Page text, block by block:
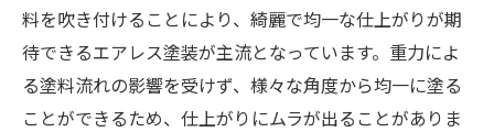
料を吹き付けることにより、綺麗で均一な仕上がりが期
待できるエアレス塗装が主流となっています。重力によ
る塗料流れの影響を受けず、様々な角度から均一に塗る
ことができるため、仕上がりにムラが出ることがありま